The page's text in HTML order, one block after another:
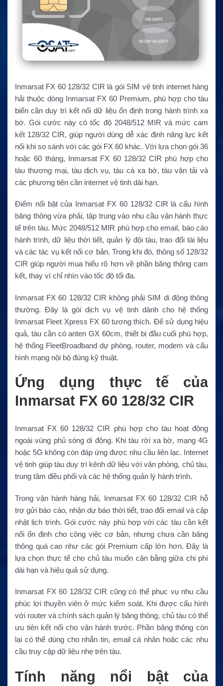
Inmarsat FX 60 128/32 CIR là gói SIM vệ tinh internet hàng
hải thuộc dòng Inmarsat FX 60 Premium, phù hợp cho tàu
biển cần duy trì kết nối dữ liệu ổn định trong hành trình xa
bờ. Gói cước này có tốc độ 2048/512 MIR và mức cam
kết 128/32 CIR, giúp người dùng dễ xác định năng lực kết
nối khi so sánh với các gói FX 60 khác. Với lựa chọn gói 36
hoặc 60 tháng, Inmarsat FX 60 128/32 CIR phù hợp cho
tàu thương mại, tàu dịch vụ, tàu cá xa bờ, tàu vận tải và
các phương tiện cần internet vệ tinh dài hạn.
Điểm nổi bật của Inmarsat FX 60 128/32 CIR là cấu hình
băng thông vừa phải, tập trung vào nhu cầu vận hành thực
tế trên tàu. Mức 2048/512 MIR phù hợp cho email, báo cáo
hành trình, dữ liệu thời tiết, quản lý đội tàu, trao đổi tài liệu
và các tác vụ kết nối cơ bản. Trong khi đó, thông số 128/32
CIR giúp người mua hiểu rõ hơn về phần băng thông cam
kết, thay vì chỉ nhìn vào tốc độ tối đa.
Inmarsat FX 60 128/32 CIR không phải SIM di động thông
thường. Đây là gói dịch vụ vệ tinh dành cho hệ thống
Inmarsat Fleet Xpress FX 60 tương thích. Để sử dụng hiệu
quả, tàu cần có anten GX 60cm, thiết bị đầu cuối phù hợp,
hệ thống FleetBroadband dự phòng, router, modem và cấu
hình mạng nội bộ đúng kỹ thuật.
Ứng dụng thực tế của
Inmarsat FX 60 128/32 CIR
Inmarsat FX 60 128/32 CIR phù hợp cho tàu hoạt động
ngoài vùng phủ sóng di động. Khi tàu rời xa bờ, mạng 4G
hoặc 5G không còn đáp ứng được nhu cầu liên lạc. Internet
vệ tinh giúp tàu duy trì kênh dữ liệu với văn phòng, chủ tàu,
trung tâm điều phối và các hệ thống quản lý hành trình.
Trong vận hành hàng hải, Inmarsat FX 60 128/32 CIR hỗ
trợ gửi báo cáo, nhận dự báo thời tiết, trao đổi email và cập
nhật lịch trình. Gói cước này phù hợp với các tàu cần kết
nối ổn định cho công việc cơ bản, nhưng chưa cần băng
thông quá cao như các gói Premium cấp lớn hơn. Đây là
lựa chọn thực tế cho chủ tàu muốn cân bằng giữa chi phí
dài hạn và hiệu quả sử dụng.
Inmarsat FX 60 128/32 CIR cũng có thể phục vụ nhu cầu
phúc lợi thuyền viên ở mức kiểm soát. Khi được cấu hình
với router và chính sách quản lý băng thông, chủ tàu có thể
ưu tiên kết nối cho vận hành trước. Phần băng thông còn
lại có thể dùng cho nhắn tin, email cá nhân hoặc các nhu
cầu truy cập dữ liệu nhẹ trên tàu.
Tính năng nổi bật của